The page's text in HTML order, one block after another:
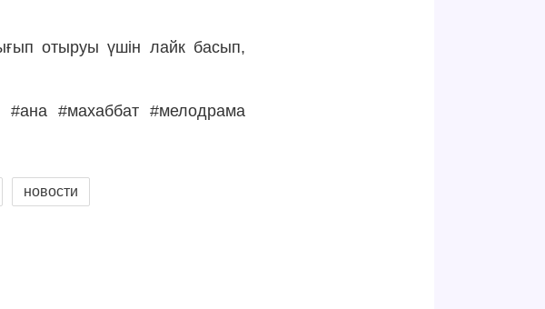
отыруы үшін лайк басып,
#махаббат #мелодрама
новости